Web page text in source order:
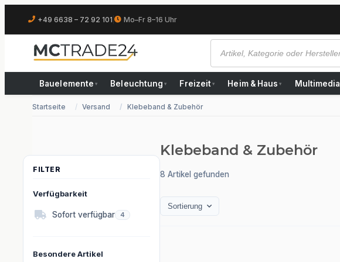
+49 6638 – 72 92 101 Mo–Fr 8–16 Uhr
Bauelemente ▾ Beleuchtung ▾ Freizeit ▾ Heim & Haus ▾ Multimedia
Startseite Versand Klebeband & Zubehör
Klebeband & Zubehör
8 Artikel gefunden
Sortierung
Verfügbarkeit
Sofort verfügbar 4 Artikel gefunden
Besondere Artikel